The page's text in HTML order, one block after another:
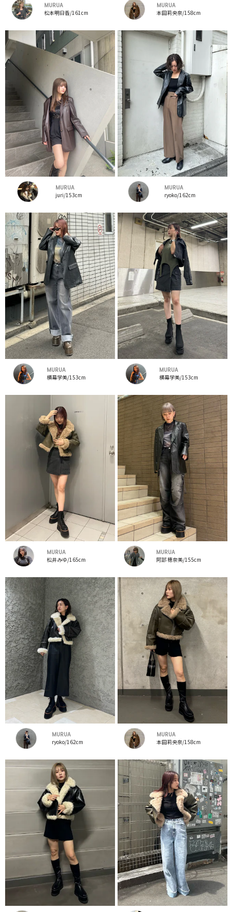
MURUA
松本明日香/161cm
MURUA
本田莉央奈/158cm
MURUA
juri/153cm
MURUA
ryoko/162cm
MURUA
横幕学美/153cm
MURUA
横幕学美/153cm
MURUA
松井みゆ/165cm
MURUA
阿部 穂奈美/155cm
MURUA
ryoko/162cm
MURUA
本田莉央奈/158cm